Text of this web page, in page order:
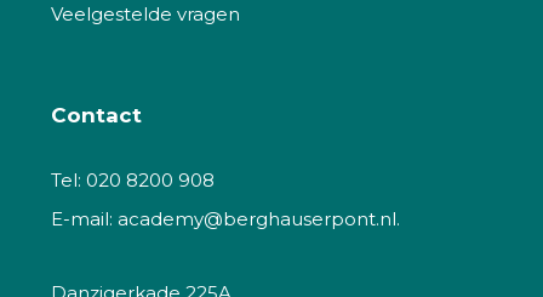
Veelgestelde vragen
Contact
Tel: 020 8200 908
E-mail: academy@berghauserpont.nl.